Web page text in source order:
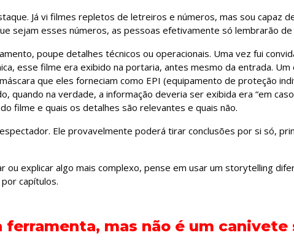
Já vi filmes repletos de letreiros e números, mas sou capaz
sejam esses números, as pessoas efetivamente só lembrarão
poupe detalhes técnicos ou operacionais. Uma vez fui
esse filme era exibido na portaria, antes mesmo da entrada.
que eles forneciam como EPI (equipamento de proteção
quando na verdade, a informação deveria ser exibida era “em
filme e quais os detalhes são relevantes e quais não.
Ele provavelmente poderá tirar conclusões por si só,
ou explicar algo mais complexo, pense em usar um storytelling
capítulos.
ferramenta, mas não é um canivete